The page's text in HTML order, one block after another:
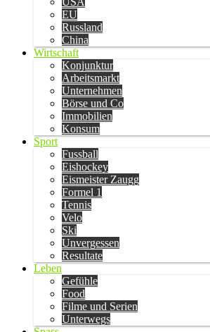
EU
Russland
China
Wirtschaft
Konjunktur
Arbeitsmarkt
Unternehmen
Börse und Co
Immobilien
Konsum
Sport
Fussball
Eishockey
Eismeister Zaugg
Formel 1
Tennis
Velo
Ski
Unvergessen
Resultate
Leben
Gefühle
Food
Filme und Serien
Unterwegs